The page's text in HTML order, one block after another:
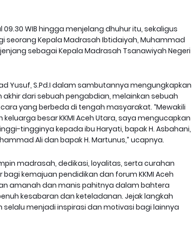
WIB hingga menjelang dhuhur itu, sekaligus
seorang Kepala Madrasah Ibtidaiyah, Muhammad
sebagai Kepala Madrasah Tsanawiyah Negeri
Yusuf, S.Pd.I dalam sambutannya mengungkapkan
dari sebuah pengabdian, melainkan sebuah
yang berbeda di tengah masyarakat. “Mewakili
besar KKMI Aceh Utara, saya mengucapkan
tingginya kepada ibu Haryati, bapak H. Asbahani,
Ali dan bapak H. Martunus,” ucapnya.
madrasah, dedikasi, loyalitas, serta curahan
kemajuan pendidikan dan forum KKMI Aceh
amanah dan manis pahitnya dalam bahtera
kesabaran dan keteladanan. Jejak langkah
menjadi inspirasi dan motivasi bagi lainnya